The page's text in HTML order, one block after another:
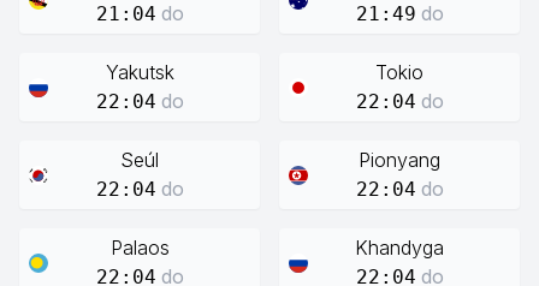
21:04 do 21:49 do
Yakutsk
22:04 do
Tokio
22:04 do
Seúl
22:04 do
Pionyang
22:04 do
Palaos
22:04 do
Khandyga
22:04 do